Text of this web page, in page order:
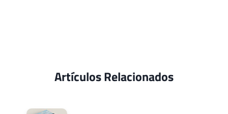
Artículos Relacionados